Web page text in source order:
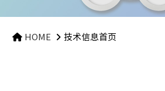
HOME 技术信息首页